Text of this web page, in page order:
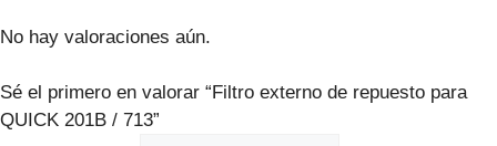
No hay valoraciones aún.
Sé el primero en valorar “Filtro externo de repuesto para
QUICK 201B / 713”